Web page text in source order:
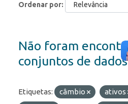
Ordenar por
Não foram
conjuntos de dados
Etiquetas: câmbio ativos